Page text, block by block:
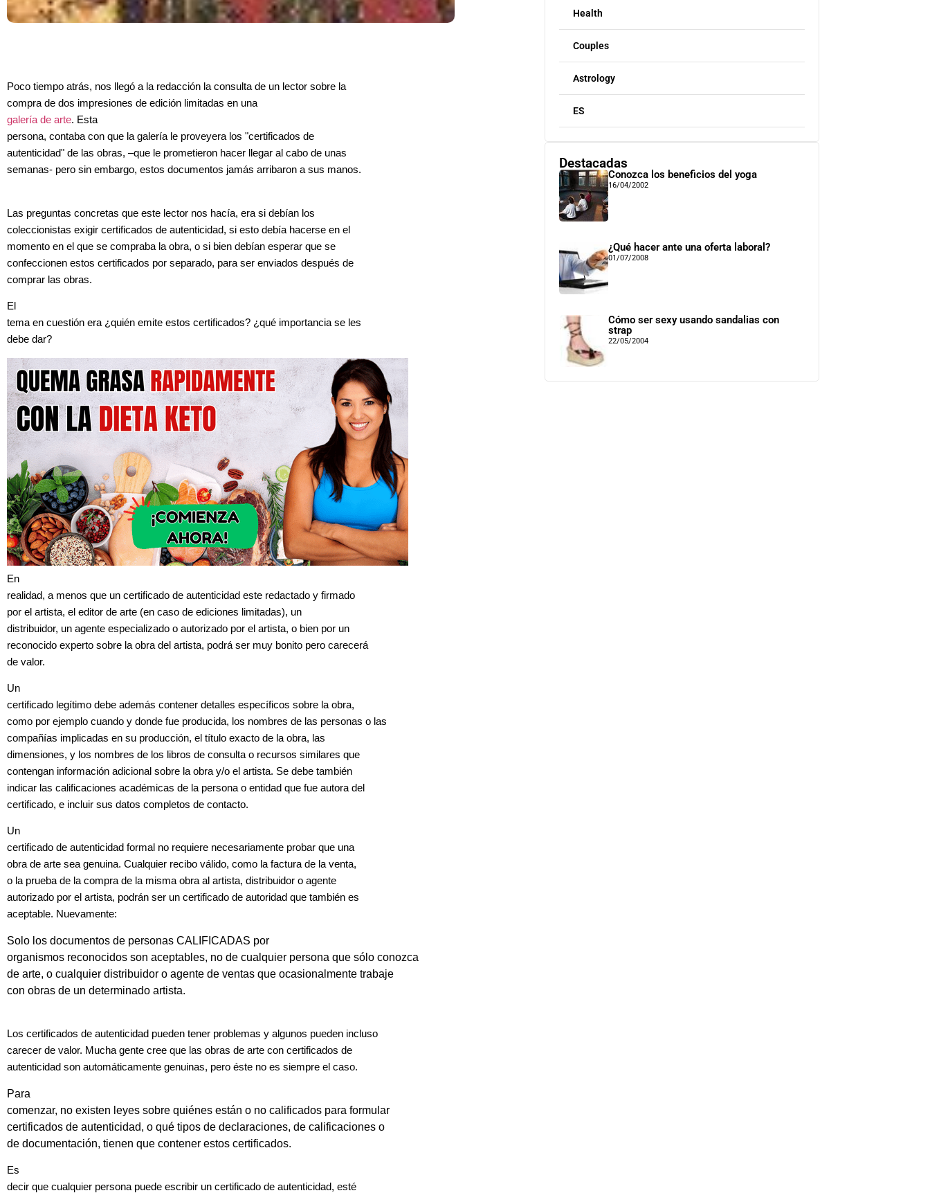
Poco tiempo atrás, nos llegó a la redacción la consulta de un lector sobre la
compra de dos impresiones de edición limitadas en una
galería de arte. Esta
persona, contaba con que la galería le proveyera los "certificados de
autenticidad" de las obras, –que le prometieron hacer llegar al cabo de unas
semanas- pero sin embargo, estos documentos jamás arribaron a sus manos.
Las preguntas concretas que este lector nos hacía, era si debían los
coleccionistas exigir certificados de autenticidad, si esto debía hacerse en el
momento en el que se compraba la obra, o si bien debían esperar que se
confeccionen estos certificados por separado, para ser enviados después de
comprar las obras.
El
tema en cuestión era ¿quién emite estos certificados? ¿qué importancia se les
debe dar?
En
realidad, a menos que un certificado de autenticidad este redactado y firmado
por el artista, el editor de arte (en caso de ediciones limitadas), un
distribuidor, un agente especializado o autorizado por el artista, o bien por un
reconocido experto sobre la obra del artista, podrá ser muy bonito pero carecerá
de valor.
Un
certificado legítimo debe además contener detalles específicos sobre la obra,
como por ejemplo cuando y donde fue producida, los nombres de las personas o las
compañías implicadas en su producción, el título exacto de la obra, las
dimensiones, y los nombres de los libros de consulta o recursos similares que
contengan información adicional sobre la obra y/o el artista. Se debe también
indicar las calificaciones académicas de la persona o entidad que fue autora del
certificado, e incluir sus datos completos de contacto.
Un
certificado de autenticidad formal no requiere necesariamente probar que una
obra de arte sea genuina. Cualquier recibo válido, como la factura de la venta,
o la prueba de la compra de la misma obra al artista, distribuidor o agente
autorizado por el artista, podrán ser un certificado de autoridad que también es
aceptable. Nuevamente:
Solo los documentos de personas CALIFICADAS por
organismos reconocidos son aceptables, no de cualquier persona que sólo conozca
de arte, o cualquier distribuidor o agente de ventas que ocasionalmente trabaje
con obras de un determinado artista.
Los certificados de autenticidad pueden tener problemas y algunos pueden incluso
carecer de valor. Mucha gente cree que las obras de arte con certificados de
autenticidad son automáticamente genuinas, pero éste no es siempre el caso.
Para
comenzar, no existen leyes sobre quiénes están o no calificados para formular
certificados de autenticidad, o qué tipos de declaraciones, de calificaciones o
de documentación, tienen que contener estos certificados.
Es
decir que cualquier persona puede escribir un certificado de autenticidad, esté
Health
Couples
Astrology
ES
Destacadas
Conozca los beneficios del yoga
16/04/2002
¿Qué hacer ante una oferta laboral?
01/07/2008
Cómo ser sexy usando sandalias con
strap
22/05/2004